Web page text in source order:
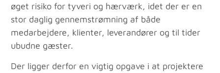
øget risiko for tyveri og hærværk, idet der er en
stor daglig gennemstrømning af både
medarbejdere, klienter, leverandører og til tider
ubudne gæster.
Der ligger derfor en vigtig opgave i at projektere